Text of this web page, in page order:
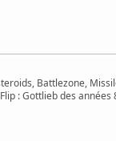
Battlezone,
: Gottlieb des